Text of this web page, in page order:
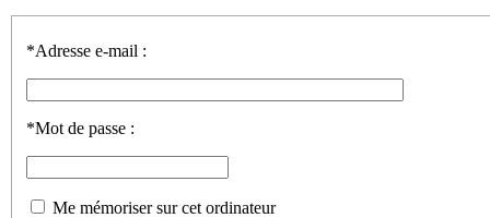
*Adresse e-mail :
*Mot de passe :
Me mémoriser sur cet ordinateur